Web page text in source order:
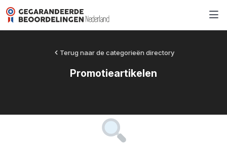
Terug naar de categorieën directory
Promotieartikelen